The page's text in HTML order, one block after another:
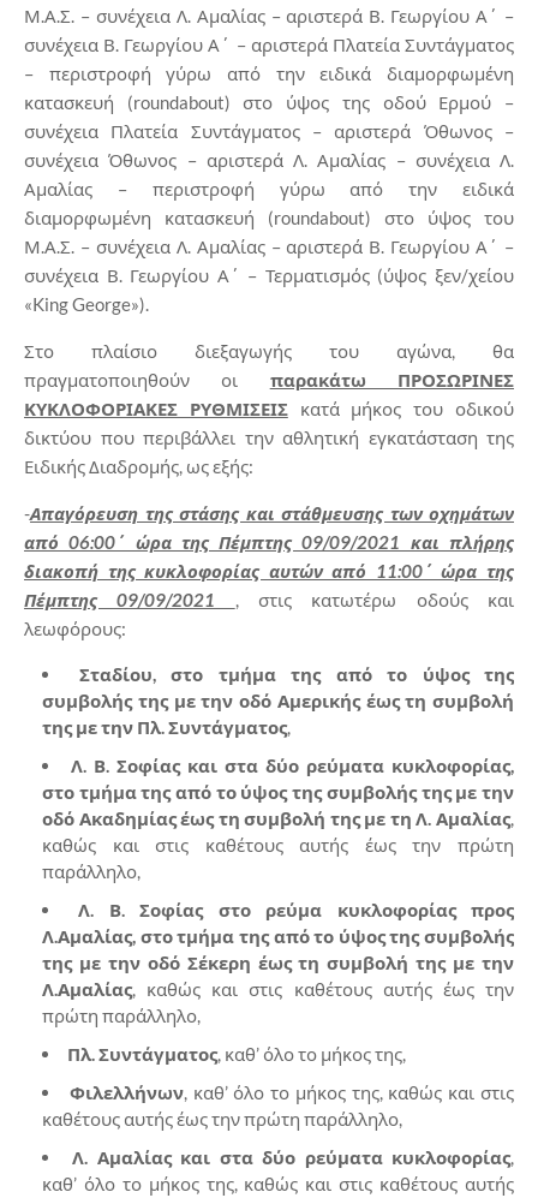
Μ.Α.Σ. – συνέχεια Λ. Αμαλίας – αριστερά Β. Γεωργίου Α΄ –
συνέχεια Β. Γεωργίου Α΄ – αριστερά Πλατεία Συντάγματος
– περιστροφή γύρω από την ειδικά διαμορφωμένη
κατασκευή (roundabout) στο ύψος της οδού Ερμού –
συνέχεια Πλατεία Συντάγματος – αριστερά Όθωνος –
συνέχεια Όθωνος – αριστερά Λ. Αμαλίας – συνέχεια Λ.
Αμαλίας – περιστροφή γύρω από την ειδικά
διαμορφωμένη κατασκευή (roundabout) στο ύψος του
Μ.Α.Σ. – συνέχεια Λ. Αμαλίας – αριστερά Β. Γεωργίου Α΄ –
συνέχεια Β. Γεωργίου Α΄ – Τερματισμός (ύψος ξεν/χείου
«King George»).
Στο πλαίσιο διεξαγωγής του αγώνα, θα
πραγματοποιηθούν οι παρακάτω ΠΡΟΣΩΡΙΝΕΣ
ΚΥΚΛΟΦΟΡΙΑΚΕΣ ΡΥΘΜΙΣΕΙΣ
κατά μήκος του οδικού
δικτύου που περιβάλλει την αθλητική εγκατάσταση της
Ειδικής Διαδρομής, ως εξής:
-Απαγόρευση της στάσης και στάθμευσης των οχημάτων
από 06:00΄ ώρα της Πέμπτης 09/09/2021 και πλήρης
διακοπή της κυκλοφορίας αυτών από 11:00΄ ώρα της
Πέμπτης 09/09/2021 , στις κατωτέρω οδούς και
λεωφόρους:
Σταδίου, στο τμήμα της από το ύψος της
συμβολής της με την οδό Αμερικής έως τη συμβολή
της με την Πλ. Συντάγματος,
Λ. Β. Σοφίας και στα δύο ρεύματα κυκλοφορίας,
στο τμήμα της από το ύψος της συμβολής της με την
οδό Ακαδημίας έως τη συμβολή της με τη Λ. Αμαλίας,
καθώς και στις καθέτους αυτής έως την πρώτη
παράλληλο,
Λ. Β. Σοφίας στο ρεύμα κυκλοφορίας προς
Λ.Αμαλίας, στο τμήμα της από το ύψος της συμβολής
της με την οδό Σέκερη έως τη συμβολή της με την
Λ.Αμαλίας, καθώς και στις καθέτους αυτής έως την
πρώτη παράλληλο,
Πλ. Συντάγματος, καθ’ όλο το μήκος της,
Φιλελλήνων, καθ’ όλο το μήκος της, καθώς και στις
καθέτους αυτής έως την πρώτη παράλληλο,
Λ. Αμαλίας και στα δύο ρεύματα κυκλοφορίας,
καθ’ όλο το μήκος της, καθώς και στις καθέτους αυτής